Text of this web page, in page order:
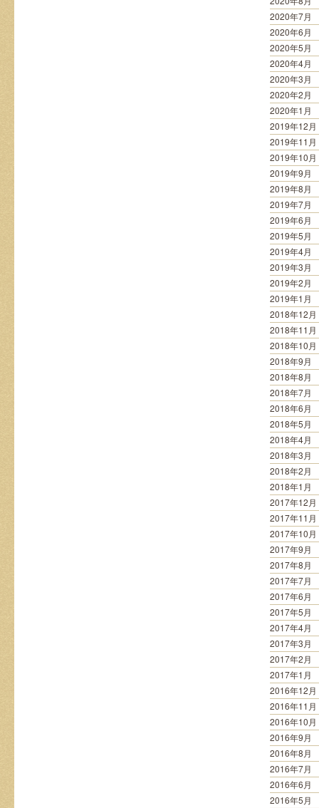
2020年7月
2020年6月
2020年5月
2020年4月
2020年3月
2020年2月
2020年1月
2019年12月
2019年11月
2019年10月
2019年9月
2019年8月
2019年7月
2019年6月
2019年5月
2019年4月
2019年3月
2019年2月
2019年1月
2018年12月
2018年11月
2018年10月
2018年9月
2018年8月
2018年7月
2018年6月
2018年5月
2018年4月
2018年3月
2018年2月
2018年1月
2017年12月
2017年11月
2017年10月
2017年9月
2017年8月
2017年7月
2017年6月
2017年5月
2017年4月
2017年3月
2017年2月
2017年1月
2016年12月
2016年11月
2016年10月
2016年9月
2016年8月
2016年7月
2016年6月
2016年5月